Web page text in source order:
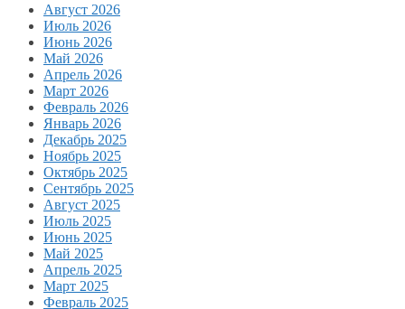
Август 2026
Июль 2026
Июнь 2026
Май 2026
Апрель 2026
Март 2026
Февраль 2026
Январь 2026
Декабрь 2025
Ноябрь 2025
Октябрь 2025
Сентябрь 2025
Август 2025
Июль 2025
Июнь 2025
Май 2025
Апрель 2025
Март 2025
Февраль 2025